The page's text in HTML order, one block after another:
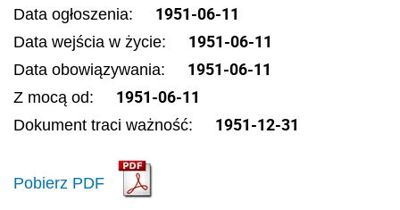
Data ogłoszenia: 1951-06-11
Data wejścia w życie: 1951-06-11
Data obowiązywania: 1951-06-11
Z mocą od: 1951-06-11
Dokument traci ważność: 1951-12-31
Pobierz PDF